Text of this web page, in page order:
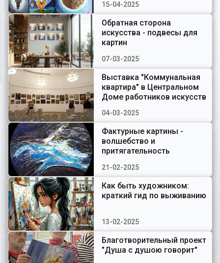
15-04-2025
Обратная сторона
искусства - подвесы для
картин
07-03-2025
Выставка "Коммунальная
квартира" в Центральном
Доме работников искусств
04-03-2025
Фактурные картины -
волшебство и
притягательность
21-02-2025
Как быть художником:
краткий гид по выживанию
13-02-2025
Благотворительный проект
"Душа с душою говорит"